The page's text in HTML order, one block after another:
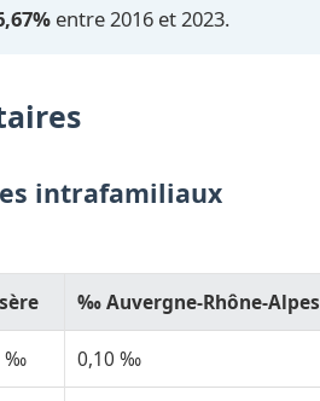
entre 2016 et 2023.
intrafamiliaux
‰ Auvergne-Rhône-Alpes
‰ 0,10 ‰